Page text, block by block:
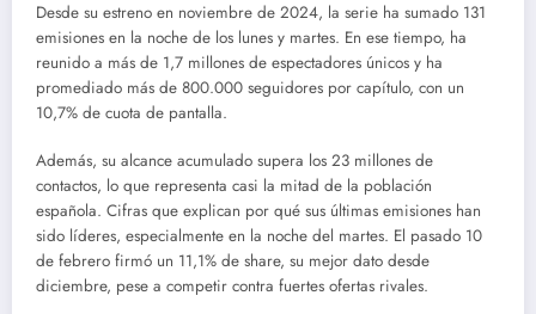
Desde su estreno en noviembre de 2024, la serie ha sumado 131
emisiones en la noche de los lunes y martes. En ese tiempo, ha
reunido a más de 1,7 millones de espectadores únicos y ha
promediado más de 800.000 seguidores por capítulo, con un
10,7% de cuota de pantalla.
Además, su alcance acumulado supera los 23 millones de
contactos, lo que representa casi la mitad de la población
española. Cifras que explican por qué sus últimas emisiones han
sido líderes, especialmente en la noche del martes. El pasado 10
de febrero firmó un 11,1% de share, su mejor dato desde
diciembre, pese a competir contra fuertes ofertas rivales.